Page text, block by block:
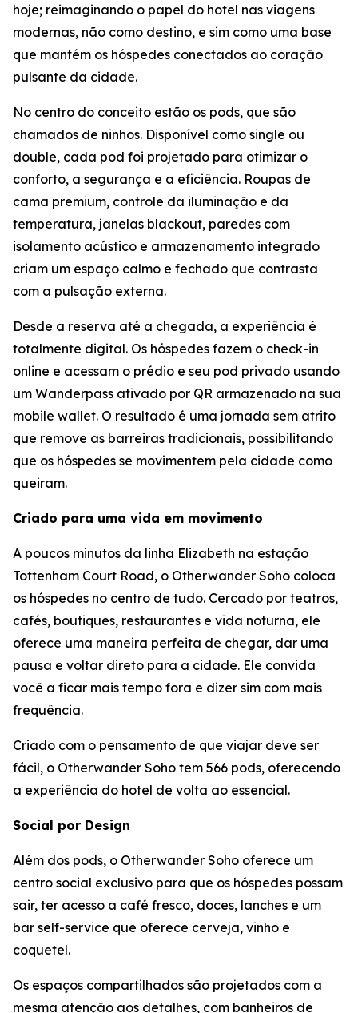
hoje; reimaginando o papel do hotel nas viagens
modernas, não como destino, e sim como uma base
que mantém os hóspedes conectados ao coração
pulsante da cidade.
No centro do conceito estão os pods, que são
chamados de ninhos. Disponível como single ou
double, cada pod foi projetado para otimizar o
conforto, a segurança e a eficiência. Roupas de
cama premium, controle da iluminação e da
temperatura, janelas blackout, paredes com
isolamento acústico e armazenamento integrado
criam um espaço calmo e fechado que contrasta
com a pulsação externa.
Desde a reserva até a chegada, a experiência é
totalmente digital. Os hóspedes fazem o check-in
online e acessam o prédio e seu pod privado usando
um Wanderpass ativado por QR armazenado na sua
mobile wallet. O resultado é uma jornada sem atrito
que remove as barreiras tradicionais, possibilitando
que os hóspedes se movimentem pela cidade como
queiram.
Criado para uma vida em movimento
A poucos minutos da linha Elizabeth na estação
Tottenham Court Road, o Otherwander Soho coloca
os hóspedes no centro de tudo. Cercado por teatros,
cafés, boutiques, restaurantes e vida noturna, ele
oferece uma maneira perfeita de chegar, dar uma
pausa e voltar direto para a cidade. Ele convida
você a ficar mais tempo fora e dizer sim com mais
frequência.
Criado com o pensamento de que viajar deve ser
fácil, o Otherwander Soho tem 566 pods, oferecendo
a experiência do hotel de volta ao essencial.
Social por Design
Além dos pods, o Otherwander Soho oferece um
centro social exclusivo para que os hóspedes possam
sair, ter acesso a café fresco, doces, lanches e um
bar self-service que oferece cerveja, vinho e
coquetel.
Os espaços compartilhados são projetados com a
mesma atenção aos detalhes, com banheiros de